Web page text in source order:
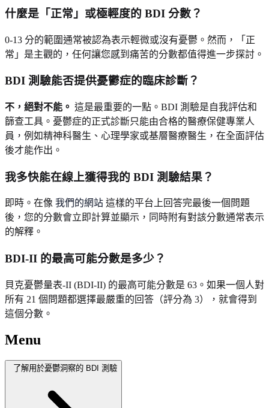
什麼是「正常」或極輕度的 BDI 分數？
0-13 分的範圍通常被認為表示輕微或沒有憂鬱。然而，「正
常」是主觀的，任何讓您感到痛苦的分數都值得進一步探討。
BDI 測驗能否提供憂鬱症的臨床診斷？
不，絕對不能。 這是最重要的一點。BDI 測驗是自我評估和
篩查工具。憂鬱症的正式診斷只能由合格的醫療保健專業人
員，例如精神科醫生、心理學家或基層醫療醫生，在全面評估
後才能作出。
我多快能在線上獲得我的 BDI 測驗結果？
即時。在像 我們的網站 這樣的平台上回答完最後一個問題
後，您的分數會立即計算並顯示，同時附有對該分數通常表示
的解釋。
BDI-II 的最高可能分數是多少？
貝克憂鬱量表-II (BDI-II) 的最高可能分數是 63。如果一個人對
所有 21 個問題都選擇最嚴重的回答（評分為 3），就會得到
這個分數。
Menu
了解用於憂鬱洞察的 BDI 測驗